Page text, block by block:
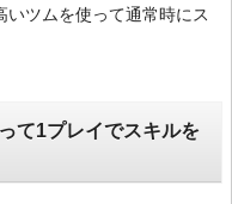
ツムを使って通常時にス
て1プレイでスキルを